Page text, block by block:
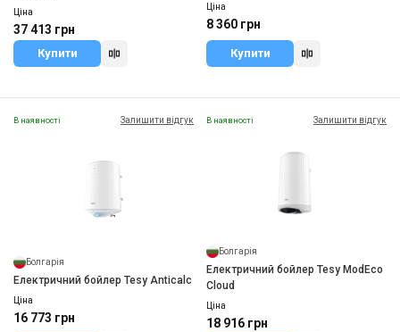
Ціна
37 413 грн
Купити
Ціна
8 360 грн
Купити
В наявності Залишити відгук
Болгарія
Електричний бойлер Tesy Anticalc
Ціна
16 773 грн
В наявності Залишити відгук
Болгарія
Електричний бойлер Tesy ModEco
Cloud
Ціна
18 916 грн